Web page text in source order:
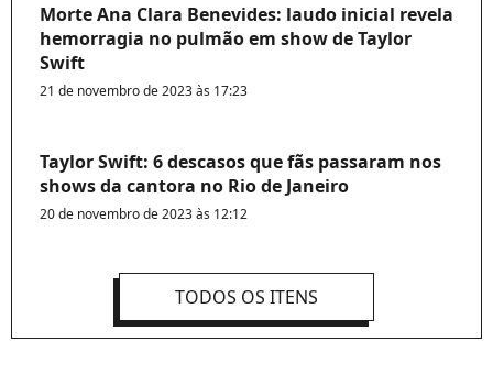
Morte Ana Clara Benevides: laudo inicial revela
hemorragia no pulmão em show de Taylor
Swift
21 de novembro de 2023 às 17:23
Taylor Swift: 6 descasos que fãs passaram nos
shows da cantora no Rio de Janeiro
20 de novembro de 2023 às 12:12
TODOS OS ITENS